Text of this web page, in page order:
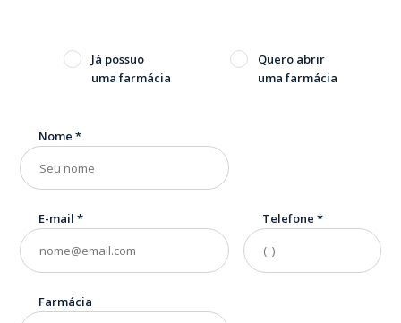
Já possuo
uma farmácia
Quero abrir
uma farmácia
Nome*
E-mail* Telefone*
Farmácia